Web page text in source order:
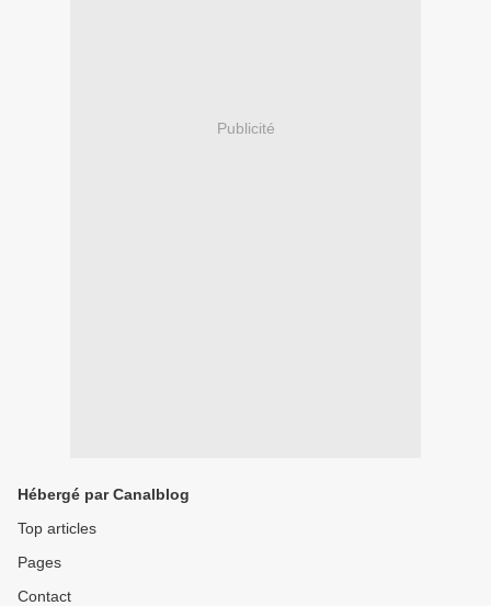
Publicité
Hébergé par Canalblog
Top articles
Pages
Contact